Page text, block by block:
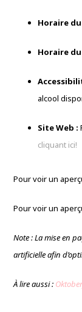
Horaire
Horaire
alcool
Site Web :
cliquant ici!
Pour voir un
Pour voir un
Note : La mise en
artificielle afin
À lire aussi :